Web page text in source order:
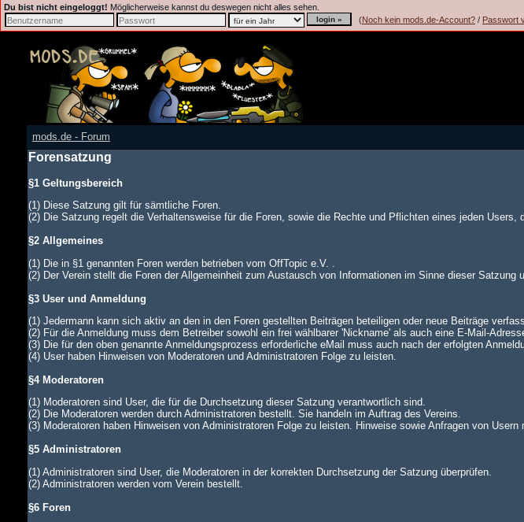
Du bist nicht eingeloggt! Möglicherweise kannst du deswegen nicht alles sehen.
(Noch kein mods.de-Account? / Passwort
mods.de - Forum
Forensatzung
§1 Geltungsbereich
(1) Diese Satzung gilt für sämtliche Foren.
(2) Die Satzung regelt die Verhaltensweise für die Foren, sowie die Rechte und Pflichten eines jeden
§2 Allgemeines
(1) Die in §1 genannten Foren werden betrieben vom OffTopic e.V. .
(2) Der Verein stellt die Foren der Allgemeinheit zum Austausch von Informationen im Sinne dieser Satzung
§3 User und Anmeldung
(1) Jedermann kann sich aktiv an den in den Foren gestellten Beiträgen beteiligen oder neue Beiträge
(2) Für die Anmeldung muss dem Betreiber sowohl ein frei wählbarer 'Nickname' als auch eine E-Mail-
(3) Die für den oben genannte Anmeldungsprozess erforderliche eMail muss auch nach der erfolgten
(4) User haben Hinweisen von Moderatoren und Administratoren Folge zu leisten.
§4 Moderatoren
(1) Moderatoren sind User, die für die Durchsetzung dieser Satzung verantwortlich sind.
(2) Die Moderatoren werden durch Administratoren bestellt. Sie handeln im Auftrag des Vereins.
(3) Moderatoren haben Hinweisen von Administratoren Folge zu leisten. Hinweise sowie Anfragen von
§5 Administratoren
(1) Administratoren sind User, die Moderatoren in der korrekten Durchsetzung der Satzung überprüfen.
(2) Administratoren werden vom Verein bestellt.
§6 Foren